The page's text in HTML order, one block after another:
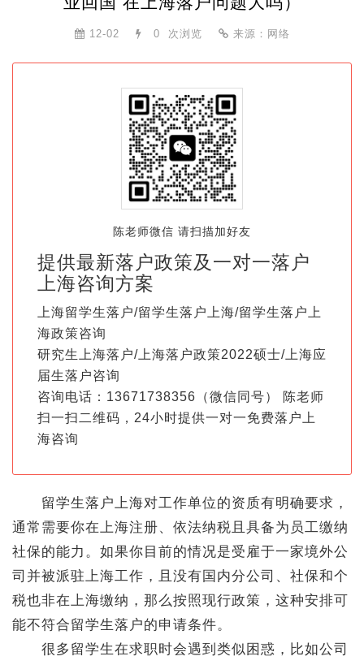
12-02 0 次浏览 来源：网络
陈老师微信 请扫描加好友
提供最新落户政策及一对一落户
上海咨询方案
上海留学生落户/留学生落户上海/留学生落户上
海政策咨询
研究生上海落户/上海落户政策2022硕士/上海应
届生落户咨询
咨询电话：13671738356（微信同号） 陈老师
扫一扫二维码，24小时提供一对一免费落户上
海咨询
留学生落户上海对工作单位的资质有明确要求，
通常需要你在上海注册、依法纳税且具备为员工缴纳
社保的能力。如果你目前的情况是受雇于一家境外公
司并被派驻上海工作，且没有国内分公司、社保和个
税也非在上海缴纳，那么按照现行政策，这种安排可
能不符合留学生落户的申请条件。
很多留学生在求职时会遇到类似困惑，比如公司